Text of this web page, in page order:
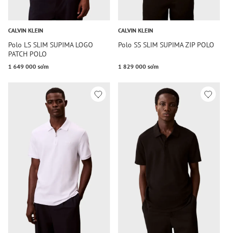
CALVIN KLEIN
Polo LS SLIM SUPIMA LOGO
PATCH POLO
1 649 000 so‘m
CALVIN KLEIN
Polo SS SLIM SUPIMA ZIP POLO
1 829 000 so‘m